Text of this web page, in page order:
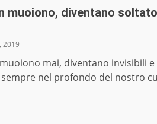
muoiono, diventano soltato
2019
mai, diventano invisibili e
nel profondo del nostro